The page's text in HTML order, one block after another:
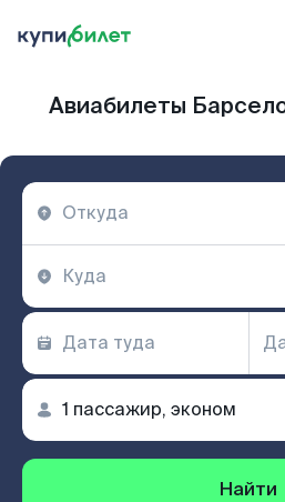
Авиабилеты
Найти